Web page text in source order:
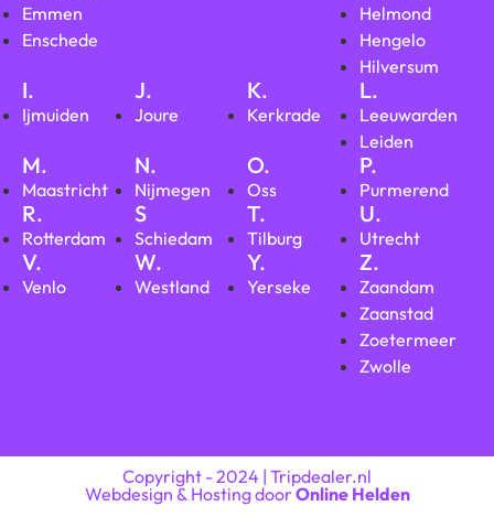
Emmen
Enschede
Helmond
Hengelo
Hilversum
I.
Ijmuiden
J.
Joure
K.
Kerkrade
L.
Leeuwarden
Leiden
M.
Maastricht
N.
Nijmegen
O.
Oss
P.
Purmerend
R.
Rotterdam
S
Schiedam
T.
Tilburg
U.
Utrecht
V.
Venlo
W.
Westland
Y.
Yerseke
Z.
Zaandam
Zaanstad
Zoetermeer
Zwolle
Copyright - 2024 | Tripdealer.nl
Webdesign & Hosting doorOnline Helden